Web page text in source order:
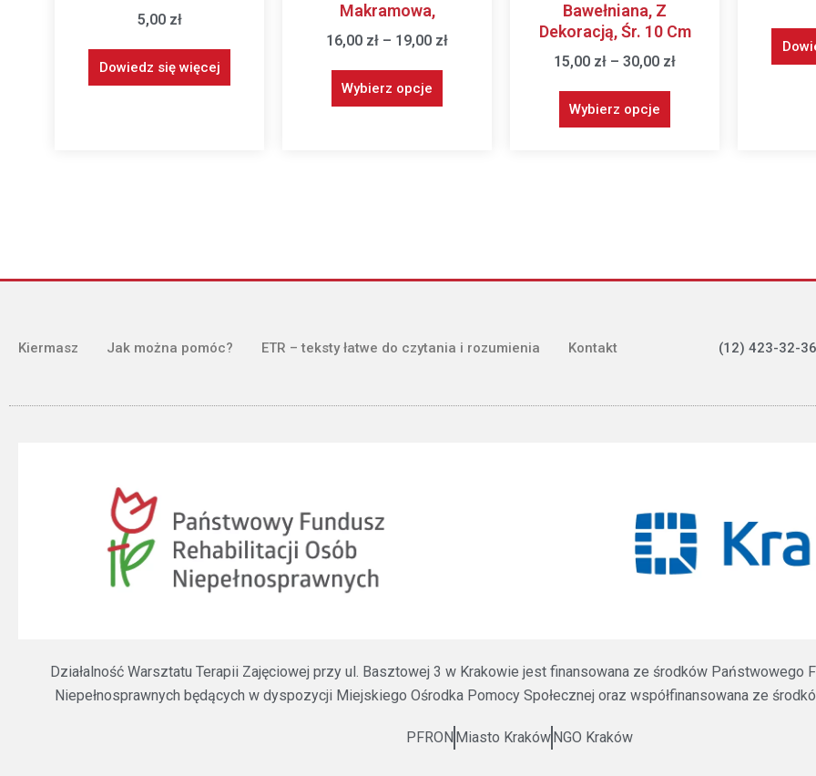
5,00 zł
Dowiedz się więcej
Makramowa,
16,00 zł – 19,00 zł
Wybierz opcje
Bawełniana, Z
Dekoracją, Śr. 10 Cm
15,00 zł – 30,00 zł
Wybierz opcje
Kiermasz Jak można pomóc? ETR – teksty łatwe do czytania i rozumienia Kontakt (12) 423-32-
Działalność Warsztatu Terapii Zajęciowej przy ul. Basztowej 3 w Krakowie jest finansowana ze środków Państwowego
Niepełnosprawnych będących w dyspozycji Miejskiego Ośrodka Pomocy Społecznej oraz współfinansowana ze
PFRON Miasto Kraków NGO Kraków